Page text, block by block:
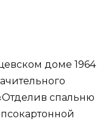
доме 1964
спальню